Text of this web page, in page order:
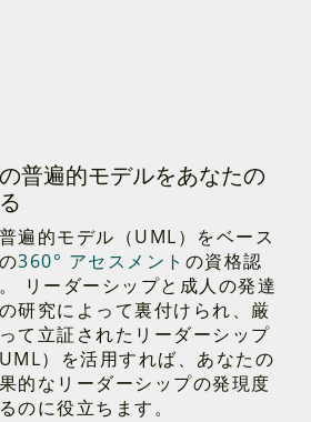
普遍的モデルをあなたの
遍的モデル（UML）をベース
360° アセスメント の資格認
リーダーシップと成人の発達
研究によって裏付けられ、厳
て立証されたリーダーシップ
）を活用すれば、あなたの
的なリーダーシップの発現度
のに役立ちます。